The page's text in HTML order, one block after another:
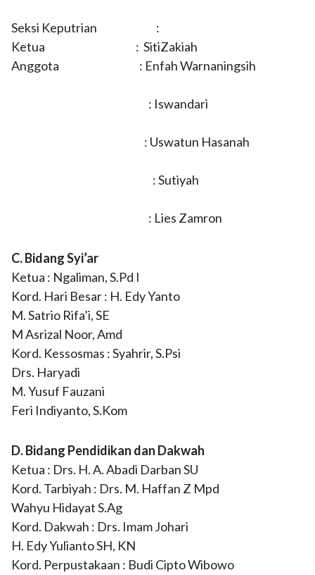
Seksi Keputrian :
Ketua : SitiZakiah
Anggota : Enfah Warnaningsih
: Iswandari
: Uswatun Hasanah
: Sutiyah
: Lies Zamron
C. Bidang Syi’ar
Ketua : Ngaliman, S.Pd I
Kord. Hari Besar : H. Edy Yanto
M. Satrio Rifa’i, SE
M Asrizal Noor, Amd
Kord. Kessosmas : Syahrir, S.Psi
Drs. Haryadi
M. Yusuf Fauzani
Feri Indiyanto, S.Kom
D. Bidang Pendidikan dan Dakwah
Ketua : Drs. H. A. Abadi Darban SU
Kord. Tarbiyah : Drs. M. Haffan Z Mpd
Wahyu Hidayat S.Ag
Kord. Dakwah : Drs. Imam Johari
H. Edy Yulianto SH, KN
Kord. Perpustakaan : Budi Cipto Wibowo